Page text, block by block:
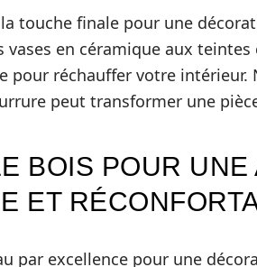
touche finale pour une
vases en céramique aux
pour réchauffer votre intérieur.
peut transformer une
BOIS POUR UNE
ET
par excellence pour une